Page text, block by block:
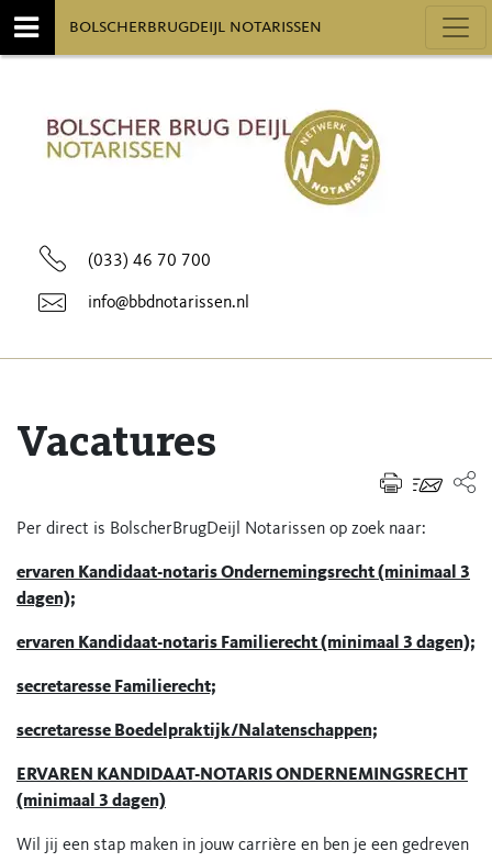
bolscherbrugdeijl notarissen
(033) 46 70 700
info@bbdnotarissen.nl
Vacatures
Per direct is BolscherBrugDeijl Notarissen op zoek naar:
ervaren Kandidaat-notaris Ondernemingsrecht (minimaal 3
dagen);
ervaren Kandidaat-notaris Familierecht (minimaal 3 dagen);
secretaresse Familierecht;
secretaresse Boedelpraktijk/Nalatenschappen;
ERVAREN KANDIDAAT-NOTARIS ONDERNEMINGSRECHT
(minimaal 3 dagen)
Wil jij een stap maken in jouw carrière en ben je een gedreven